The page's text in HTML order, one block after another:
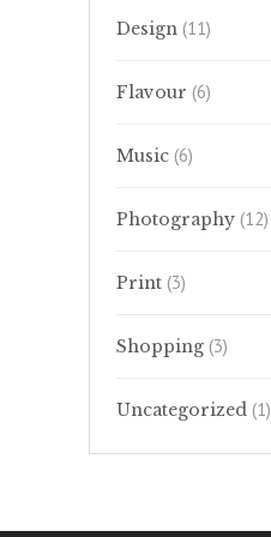
Design (11)
Flavour (6)
Music (6)
Photography (12)
Print (3)
Shopping (3)
Uncategorized (1)